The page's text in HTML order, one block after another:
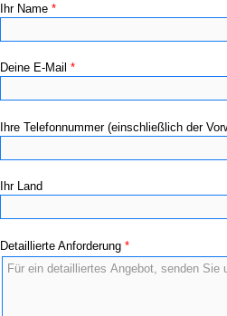
Ihr Name *
Deine E-Mail *
Ihre Telefonnummer (einschließlich der
Ihr Land
Detaillierte Anforderung *